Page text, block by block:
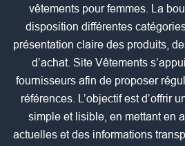
vêtements pour femmes. La
disposition différentes
présentation claire des produits,
d’achat. Site Vêtements
fournisseurs afin de proposer
références. L’objectif est d’offrir
simple et lisible, en mettant en
actuelles et des informations